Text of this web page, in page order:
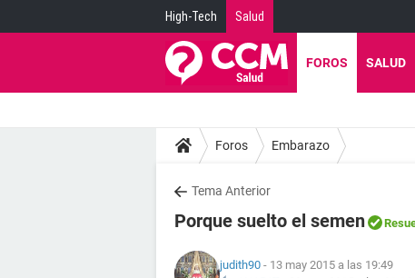
High-Tech Salud
FOROS SALUD
Foros Embarazo
Tema Anterior
Porque suelto el semen
judith90 - 13 may 2015 a las 19:49